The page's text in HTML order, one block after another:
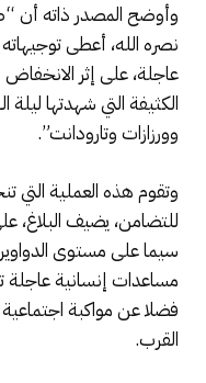
وأوضح المصدر ذاته أن
نصره الله، أعطى
عاجلة، على إثر الانخفاض
وورزازات وتارودانت”.
وتقوم هذه العملية
للتضامن، يضيف البلاغ،
سيما على مستوى الدواوير
مساعدات إنسانية
فضلا عن مواكبة
القرب.